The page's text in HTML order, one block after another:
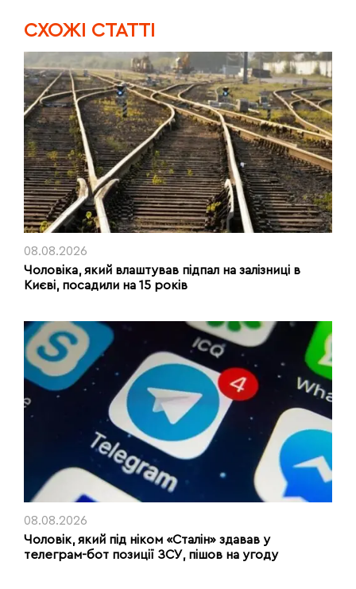
CХОЖІ СТАТТІ
08.08.2026
Чоловіка, який влаштував підпал на залізниці в
Києві, посадили на 15 років
08.08.2026
Чоловік, який під ніком «Сталін» здавав у
телеграм-бот позиції ЗСУ, пішов на угоду